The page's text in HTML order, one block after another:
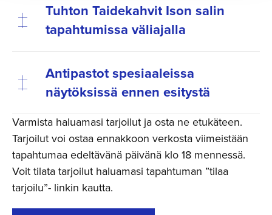
Tuhton Taidekahvit Ison salin
tapahtumissa väliajalla
Antipastot spesiaaleissa
näytöksissä ennen esitystä
Varmista haluamasi tarjoilut ja osta ne etukäteen.
Tarjoilut voi ostaa ennakkoon verkosta viimeistään
tapahtumaa edeltävänä päivänä klo 18 mennessä.
Voit tilata tarjoilut haluamasi tapahtuman ”tilaa
tarjoilu”- linkin kautta.